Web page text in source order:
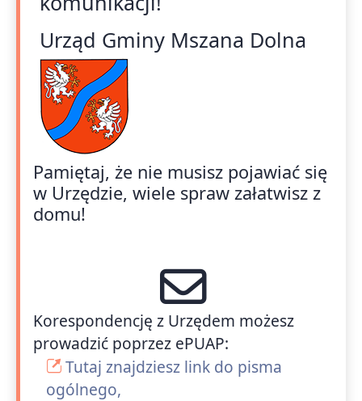
Urząd Gminy Mszana Dolna
Pamiętaj, że nie musisz pojawiać się
w Urzędzie, wiele spraw załatwisz z
domu!
Korespondencję z Urzędem możesz
prowadzić poprzez ePUAP:
Tutaj znajdziesz link do pisma
ogólnego,